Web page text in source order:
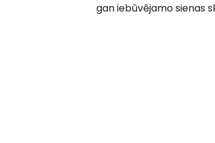
gan iebūvējamo sienas